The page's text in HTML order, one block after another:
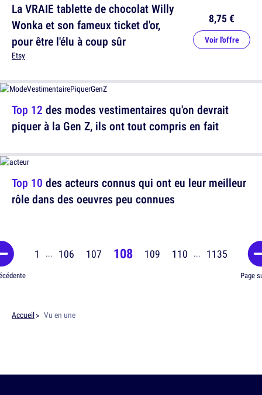
La VRAIE tablette de chocolat Willy
Wonka et son fameux ticket d'or,
pour être l'élu à coup sûr
Etsy
8,75 €
Voir l'offre
Top 10 des acteurs connus qui ont eu leur meilleur
rôle dans des oeuvres peu connues
Top 12 des modes vestimentaires qu'on devrait
piquer à la Gen Z, ils ont tout compris en fait
1 ... 106 107 108 109 110 ... 1135
Page
Accueil Vu en une